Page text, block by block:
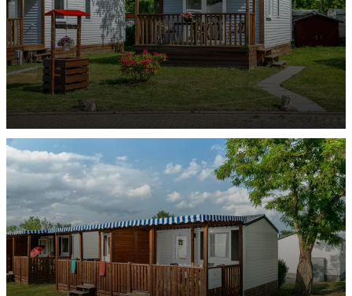
Mobilheim Merkur
ENTDECKEN